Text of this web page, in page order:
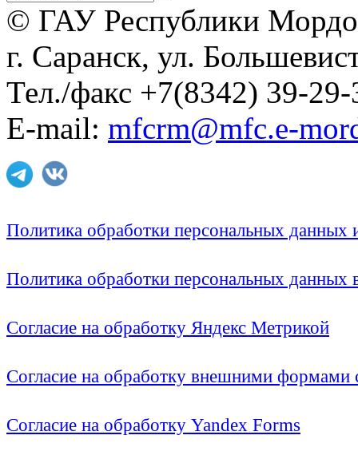
© ГАУ Республики
г. Саранск, ул.
Тел./факс +7(8342) 39-29-
E-mail: mfcrm@mfc.e-
Политика обработки персональных
Политика обработки персональных
Согласие на обработку Яндекс Метрикой
Согласие на обработку внешними формами
Согласие на обработку Yandex Forms